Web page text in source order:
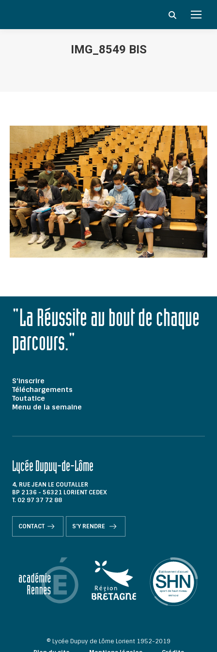
Search:
IMG_8549 BIS
"La Réussite au bout de chaque
parcours."
S'inscrire
Téléchargements
Toutatice
Menu de la semaine
Lycée Dupuy-de-Lôme
4, RUE JEAN LE COUTALLER
BP 2136 - 56321 LORIENT CEDEX
T. 02 97 37 72 88
CONTACT S'Y RENDRE
© Lycée Dupuy de Lôme Lorient 1952-2019